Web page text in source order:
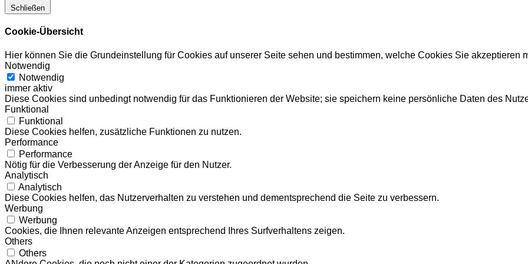
Schließen
Cookie-Übersicht
Hier können Sie die Grundeinstellung für Cookies auf unserer Seite sehen und bestimmen, welche Cookies Sie akzeptieren
Notwendig
Notwendig
immer aktiv
Diese Cookies sind unbedingt notwendig für das Funktionieren der Website; sie speichern keine persönliche Daten des
Funktional
Funktional
Diese Cookies helfen, zusätzliche Funktionen zu nutzen.
Performance
Performance
Nötig für die Verbesserung der Anzeige für den Nutzer.
Analytisch
Analytisch
Diese Cookies helfen, das Nutzerverhalten zu verstehen und dementsprechend die Seite zu verbessern.
Werbung
Werbung
Cookies, die Ihnen relevante Anzeigen entsprechend Ihres Surfverhaltens zeigen.
Others
Others